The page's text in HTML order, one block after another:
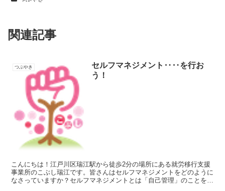
関連記事
つぶやき
セルフマネジメント‥‥を行お
う！
こんにちは！江戸川区瑞江駅から徒歩2分の場所にある就労移行支援
事業所のこぶし瑞江です。皆さんはセルフマネジメントをどのように
なさっていますか？セルフマネジメントとは「自己管理」のことを意